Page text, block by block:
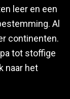
leer en een
Al
continenten.
tot stoffige
naar het